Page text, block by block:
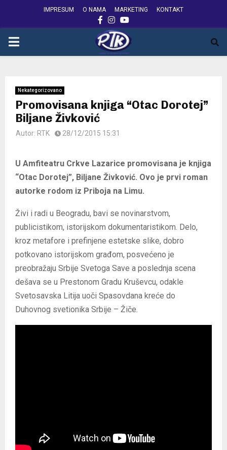
IMPRESUM O NAMA MARKETING KONTAKT
FACEBOOK
INSTAGRAM
YOUTUBE
PRIMARY
Nekategorizovano
Promovisana knjiga “Otac Dorotej”
Biljane Živković
Autor: RTK 28/12/2015 15:31
U Amfiteatru Crkve Lazarice promovisana je knjiga
“Otac Dorotej”, Biljane Živković. Ovo je prvi roman
autorke rodom iz Priboja na Limu.
Živi i radi u Beogradu, bavi se novinarstvom,
publicistikom, istorijskom dokumentaristikom. Delo,
kroz metafore i prefinjene estetske slike, dobro
potkovano istorijskom građom, posvećeno je
preobražaju Srbije Svetoga Save a poslednja scena
dešava se u Prestonom Gradu Kruševcu, odakle
Svetosavska Litija uoči Spasovdana kreće do
Duhovnog svetionika Srbije – Žiče.